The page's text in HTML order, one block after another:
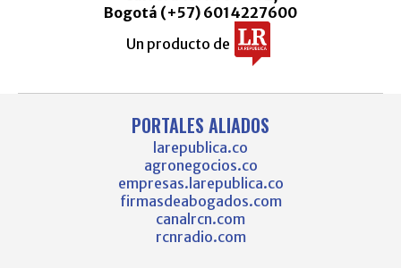
Bogotá (+57) 6014227600
Un producto de
PORTALES ALIADOS
larepublica.co
agronegocios.co
empresas.larepublica.co
firmasdeabogados.com
canalrcn.com
rcnradio.com